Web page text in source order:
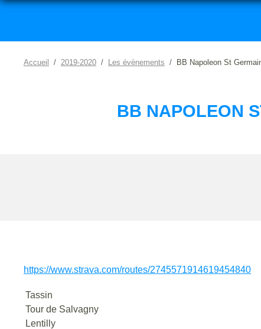
Accueil 2019-2020 Les évènements BB Napoleon St
BB NAPOLEON
https://www.strava.com/routes/2745571914619454840
Tassin
Tour de Salvagny
Lentilly